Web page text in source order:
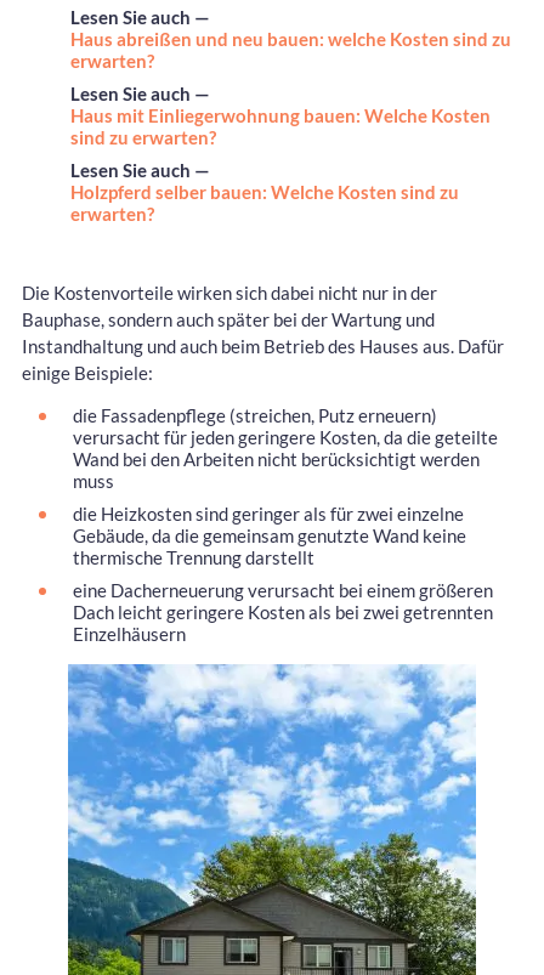
Lesen Sie auch —
Haus abreißen und neu bauen: welche Kosten sind zu
erwarten?
Lesen Sie auch —
Haus mit Einliegerwohnung bauen: Welche Kosten
sind zu erwarten?
Lesen Sie auch —
Holzpferd selber bauen: Welche Kosten sind zu
erwarten?
Die Kostenvorteile wirken sich dabei nicht nur in der
Bauphase, sondern auch später bei der Wartung und
Instandhaltung und auch beim Betrieb des Hauses aus. Dafür
einige Beispiele:
die Fassadenpflege (streichen, Putz erneuern)
verursacht für jeden geringere Kosten, da die geteilte
Wand bei den Arbeiten nicht berücksichtigt werden
muss
die Heizkosten sind geringer als für zwei einzelne
Gebäude, da die gemeinsam genutzte Wand keine
thermische Trennung darstellt
eine Dacherneuerung verursacht bei einem größeren
Dach leicht geringere Kosten als bei zwei getrennten
Einzelhäusern